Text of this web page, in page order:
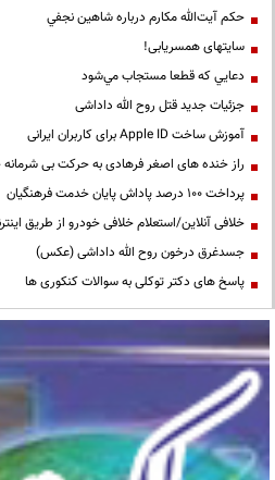
حكم آيت‌الله مكارم درباره شاهين نجفي
سایتهای همسریابی!
دعايي كه قطعا مستجاب مي‌شود
جزئیات جدید قتل روح الله داداشی
آموزش ساخت Apple ID برای کاربران ایرانی
راز خنده های اصغر فرهادی به حرکت بی
پرداخت ۱۰۰ درصد پاداش پایان خدمت فرهنگیان
خلافی آنلاین/استعلام خلافی خودرو از طریق
جسدغرق درخون روح الله داداشی (عکس)
پاسخ های دکتر توکلی به سوالات کنکوری ها